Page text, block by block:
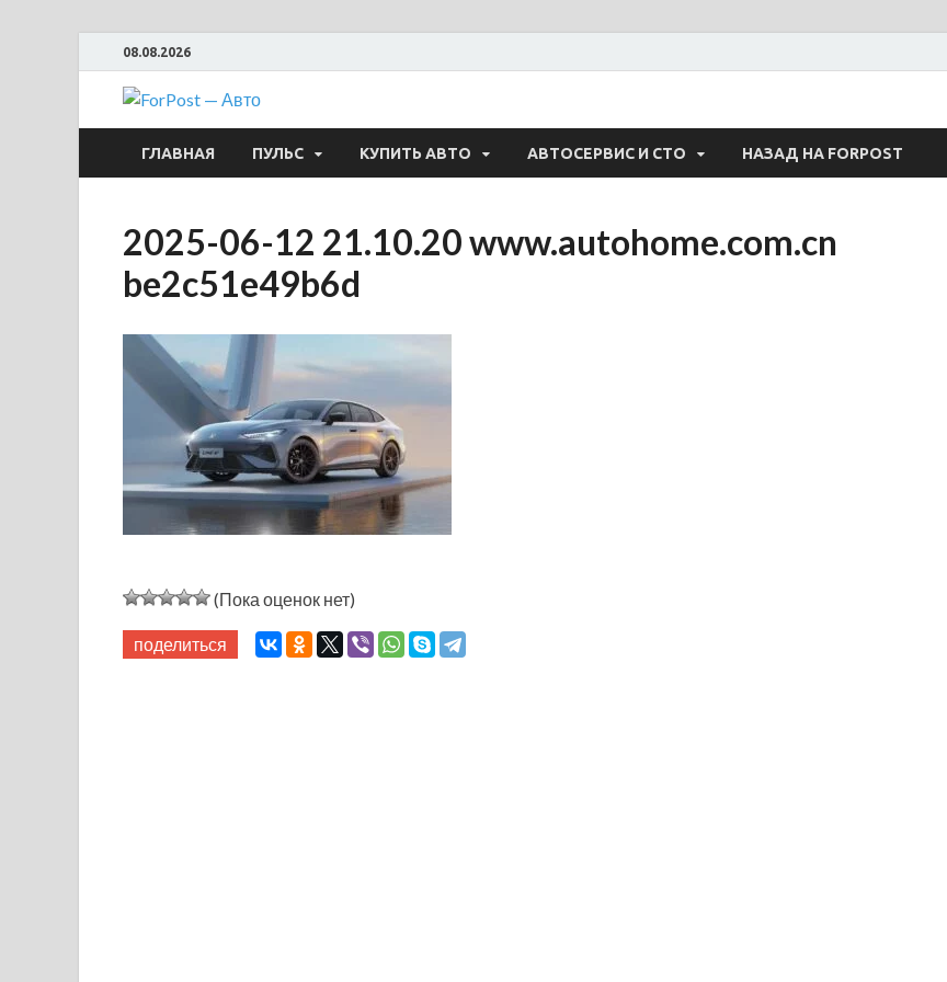
08.08.2026
ForPost — Авто
ГЛАВНАЯ ПУЛЬС КУПИТЬ АВТО АВТОСЕРВИС И СТО НАЗАД НА FORPOST
2025-06-12 21.10.20 www.autohome.com.cn
be2c51e49b6d
(Пока оценок нет)
поделиться